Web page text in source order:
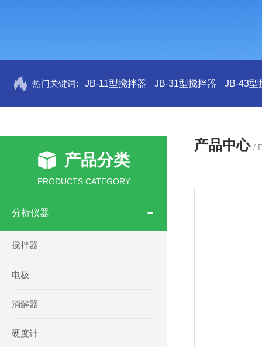
热门关键词: JB-11型搅拌器 JB-31型搅拌器 JB-43型
产品分类
PRODUCTS CATEGORY
分析仪器
搅拌器
电极
消解器
硬度计
产品中心 /